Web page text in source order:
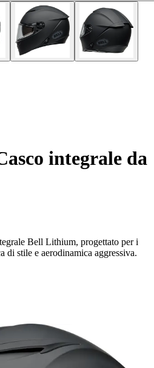
integrale da
Bell Lithium, progettato per i
di stile e aerodinamica aggressiva.